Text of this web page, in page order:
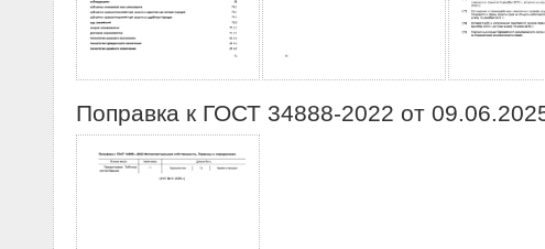
Поправка к ГОСТ 34888-2022 от